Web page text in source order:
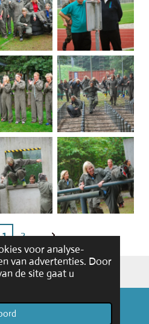
voor analyse-
van advertenties. Door
de site gaat u
1 2
Facebook